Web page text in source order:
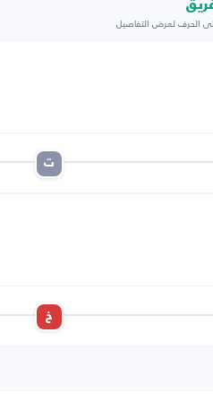
الحرف لعرض التفاصيل
ت
خ